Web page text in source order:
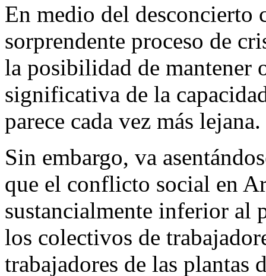
En medio del desconcierto
sorprendente proceso de
la posibilidad de mantener
significativa de la
parece cada vez más lejana.
Sin embargo, va
que el conflicto social en
sustancialmente inferior al
los colectivos de
trabajadores de las plantas